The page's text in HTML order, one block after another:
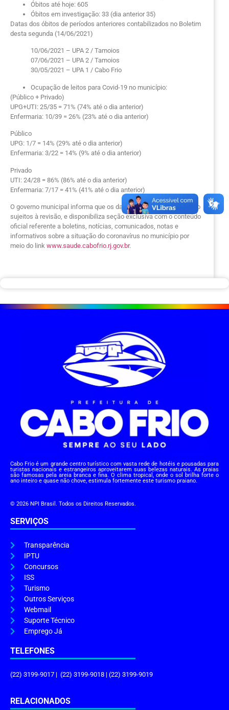
Óbitos até hoje: 605
Óbitos em investigação: 33 (dia anterior 35)
Datas dos óbitos de períodos anteriores contabilizados no Boletim
desta segunda (14/06/2021)
10/06/2021 – UPA 2 / Tamoios
07/06/2021 – UPA 2 / Tamoios
30/05/2021 – UPA 1 / Cabo Frio
Ocupação de leitos para Covid-19 no município:
(Público + Privado)
UPG+UTI: 25/35 = 71% (74% até o dia anterior)
Enfermaria: 10/39 = 26% (23% até o dia anterior)
Público
UPG: 1/7 = 14% (29% até o dia anterior)
Enfermaria: 3/22 = 14% (9% até o dia anterior)
Privado
UTI: 24/28 = 86% (86% até o dia anterior)
Enfermaria: 7/17 = 41% (41% até o dia anterior)
O governo municipal informa que os dados epidemiológicos estão
sujeitos à revisão, e disponibiliza seção exclusiva com o conteúdo
oficial referente a boletins, notícias, comunicados, notas e
informativos sobre a situação do coronavírus no município por
meio do link www.saude.cabofrio.rj.gov.br.
Cabo Frio é um grande centro turístico com vasta rede de hotéis e pousadas para
turistas nacionais e estrangeiros aproveitarem suas belezas naturais. As praias
são famosas pela areia branca e fina. O clima tropical, onde o sol brilha forte o
ano inteiro e quase não chove, estimula fortemente este turismo praiano.
© 2026 NPI Brasil. Todos os Direitos Reservados.
SERVIÇOS
Transparência
IPTU
Concursos
ISS
Turismo
Outros Serviços
Webmail
Suporte Técnico
Emprego Já
TELEFONES
(22) 3199-9017 | (22) 3199-9018 | (22) 3199-9019
RELACIONADOS